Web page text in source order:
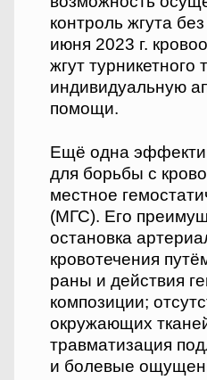
контроль жгута
июня 2023 г.
жгут турникетного
индивидуальную
помощи.
Ещё одна
для борьбы с
местное
(МГС). Его
остановка
кровотечения
раны и действия
композиции;
окружающих
травматизация
и болевые